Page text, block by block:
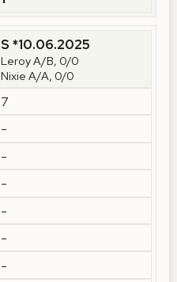
S *10.06.2025
Leroy A/B, 0/0
Nixie A/A, 0/0
7
-
-
-
-
-
-